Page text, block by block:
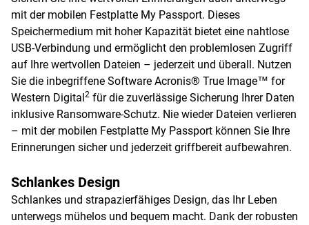
mit der mobilen Festplatte My Passport. Dieses
Speichermedium mit hoher Kapazität bietet eine nahtlose
USB-Verbindung und ermöglicht den problemlosen Zugriff
auf Ihre wertvollen Dateien – jederzeit und überall. Nutzen
Sie die inbegriffene Software Acronis® True Image™ for
Western Digital2 für die zuverlässige Sicherung Ihrer Daten
inklusive Ransomware-Schutz. Nie wieder Dateien verlieren
– mit der mobilen Festplatte My Passport können Sie Ihre
Erinnerungen sicher und jederzeit griffbereit aufbewahren.
Schlankes Design
Schlankes und strapazierfähiges Design, das Ihr Leben
unterwegs mühelos und bequem macht. Dank der robusten